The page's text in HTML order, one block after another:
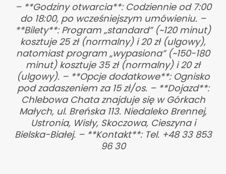
– **Godziny otwarcia**: Codziennie od 7:00
do 18:00, po wcześniejszym umówieniu. –
**Bilety**: Program „standard” (~120 minut)
kosztuje 25 zł (normalny) i 20 zł (ulgowy),
natomiast program „wypasiona” (~150-180
minut) kosztuje 35 zł (normalny) i 20 zł
(ulgowy). – **Opcje dodatkowe**: Ognisko
pod zadaszeniem za 15 zł/os. – **Dojazd**:
Chlebowa Chata znajduje się w Górkach
Małych, ul. Breńska 113. Niedaleko Brennej,
Ustronia, Wisły, Skoczowa, Cieszyna i
Bielska-Białej. – **Kontakt**: Tel. +48 33 853
96 30